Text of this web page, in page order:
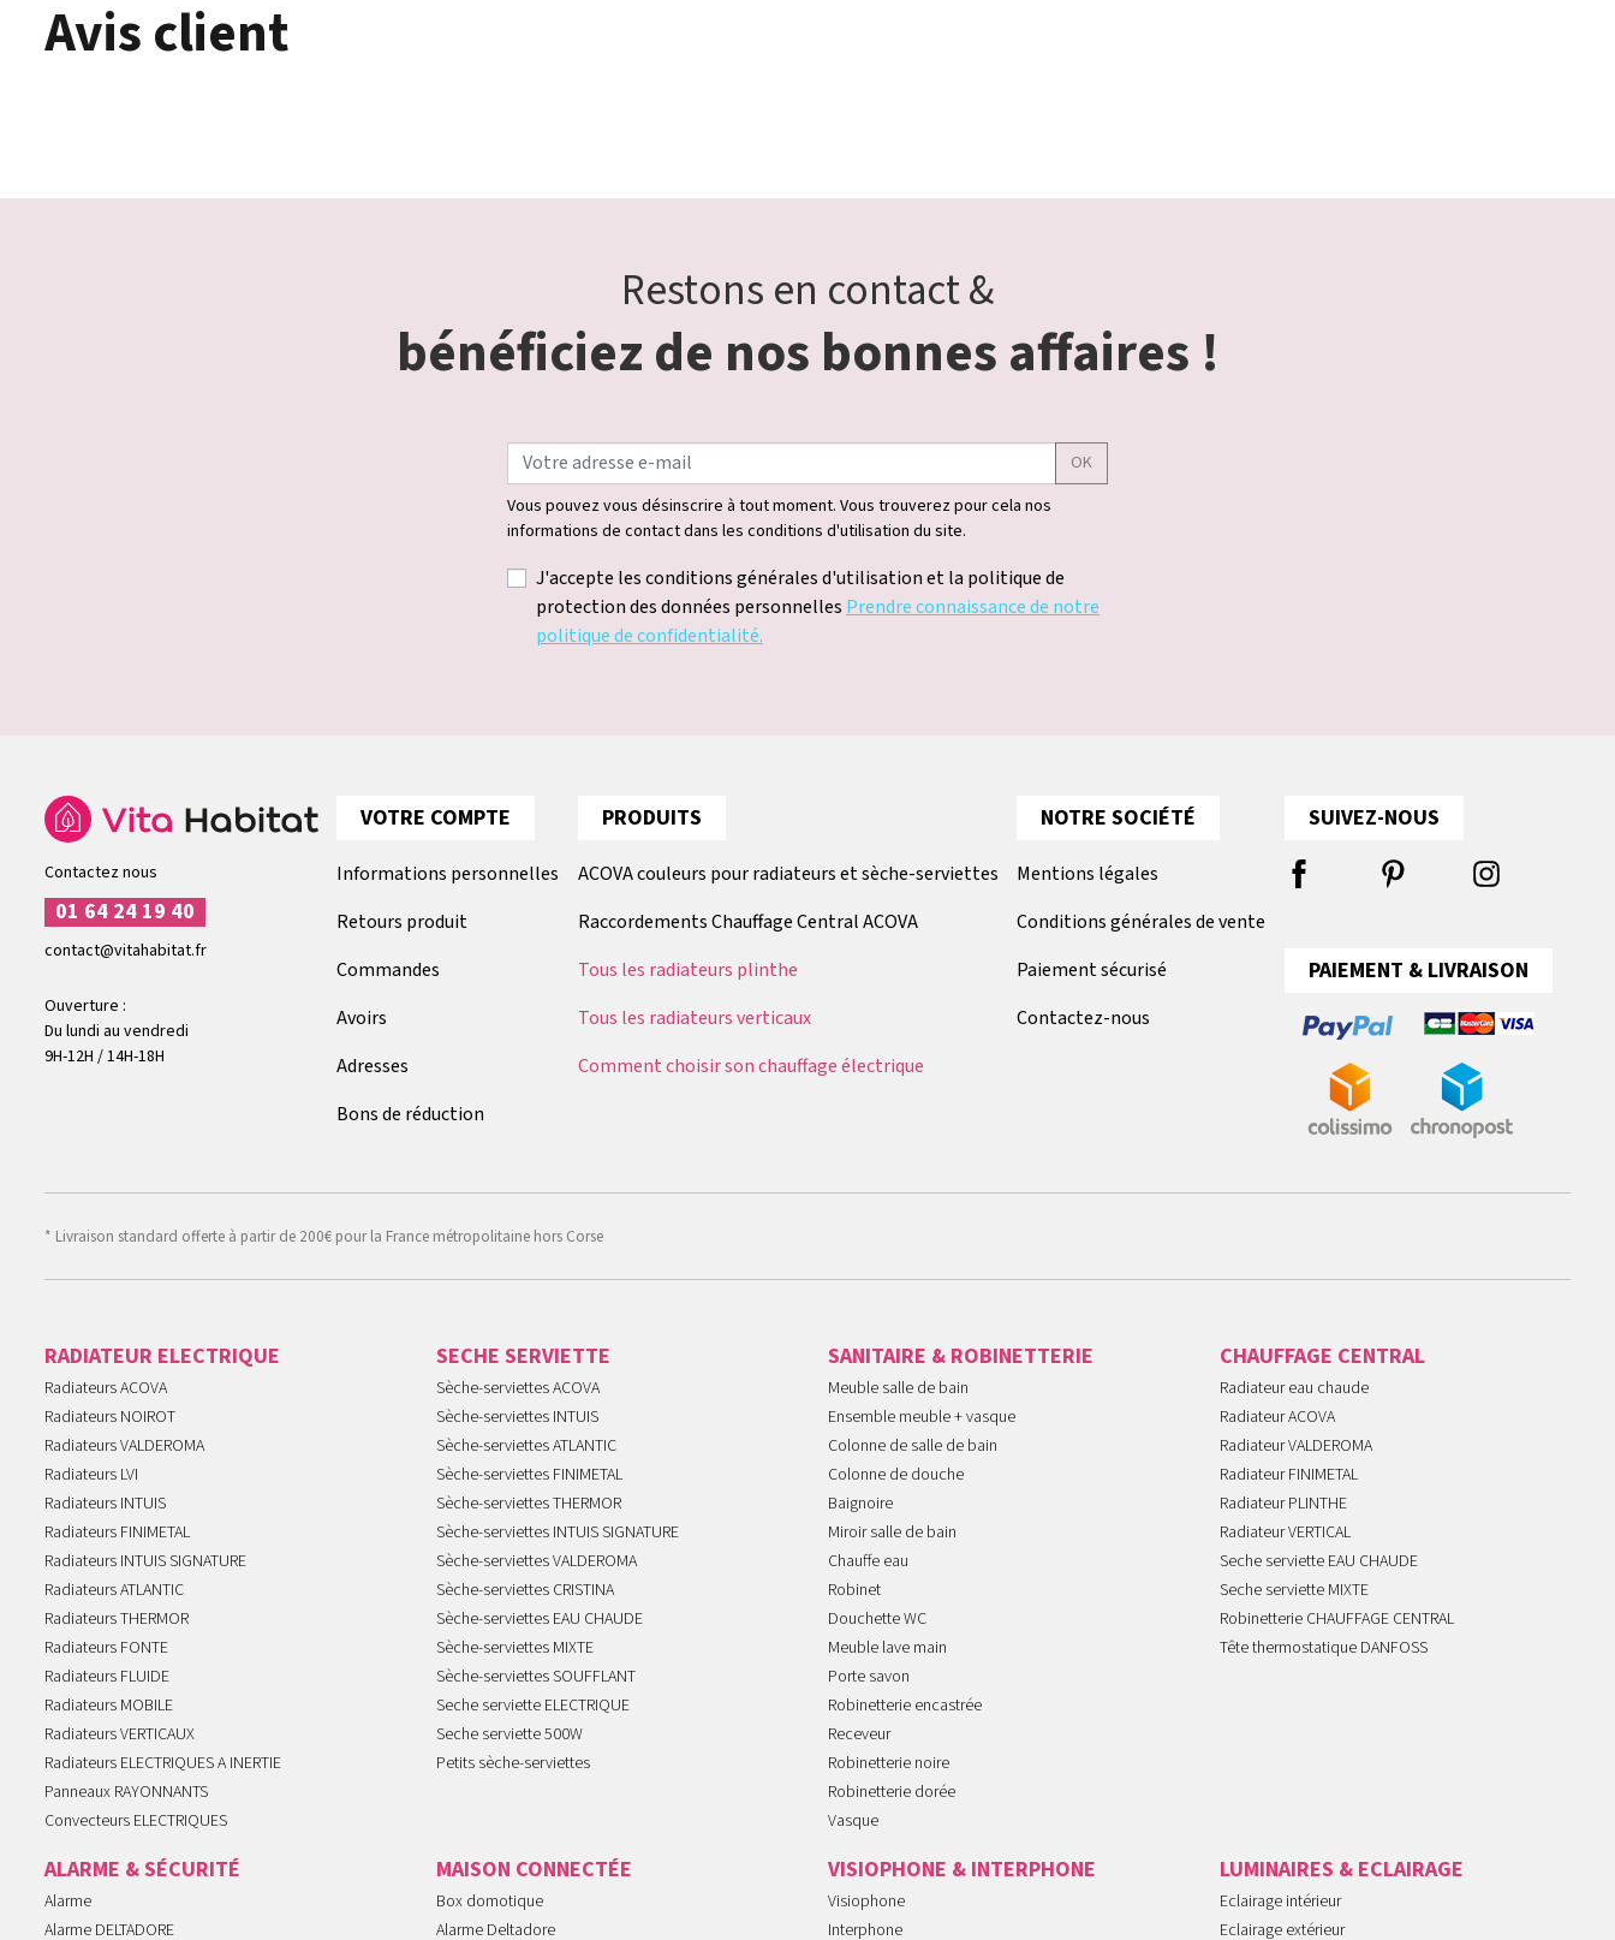
Avis client
Restons en contact &
bénéficiez de nos bonnes affaires !
OK
Vous pouvez vous désinscrire à tout moment. Vous trouverez pour cela nos
informations de contact dans les conditions d'utilisation du site.
J'accepte les conditions générales d'utilisation et la politique de
protection des données personnelles Prendre connaissance de notre
politique de confidentialité.
Contactez nous
01 64 24 19 40
contact@vitahabitat.fr
Ouverture :
Du lundi au vendredi
9H-12H / 14H-18H
VOTRE COMPTE
Informations personnelles
Retours produit
Commandes
Avoirs
Adresses
Bons de réduction
PRODUITS
ACOVA couleurs pour radiateurs et sèche-serviettes
Raccordements Chauffage Central ACOVA
Tous les radiateurs plinthe
Tous les radiateurs verticaux
Comment choisir son chauffage électrique
NOTRE SOCIÉTÉ
Mentions légales
Conditions générales de vente
Paiement sécurisé
Contactez-nous
SUIVEZ-NOUS
PAIEMENT & LIVRAISON
* Livraison standard offerte à partir de 200€ pour la France métropolitaine hors Corse
RADIATEUR ELECTRIQUE
Radiateurs ACOVA
Radiateurs NOIROT
Radiateurs VALDEROMA
Radiateurs LVI
Radiateurs INTUIS
Radiateurs FINIMETAL
Radiateurs INTUIS SIGNATURE
Radiateurs ATLANTIC
Radiateurs THERMOR
Radiateurs FONTE
Radiateurs FLUIDE
Radiateurs MOBILE
Radiateurs VERTICAUX
Radiateurs ELECTRIQUES A INERTIE
Panneaux RAYONNANTS
Convecteurs ELECTRIQUES
SECHE SERVIETTE
Sèche-serviettes ACOVA
Sèche-serviettes INTUIS
Sèche-serviettes ATLANTIC
Sèche-serviettes FINIMETAL
Sèche-serviettes THERMOR
Sèche-serviettes INTUIS SIGNATURE
Sèche-serviettes VALDEROMA
Sèche-serviettes CRISTINA
Sèche-serviettes EAU CHAUDE
Sèche-serviettes MIXTE
Sèche-serviettes SOUFFLANT
Seche serviette ELECTRIQUE
Seche serviette 500W
Petits sèche-serviettes
SANITAIRE & ROBINETTERIE
Meuble salle de bain
Ensemble meuble + vasque
Colonne de salle de bain
Colonne de douche
Baignoire
Miroir salle de bain
Chauffe eau
Robinet
Douchette WC
Meuble lave main
Porte savon
Robinetterie encastrée
Receveur
Robinetterie noire
Robinetterie dorée
Vasque
CHAUFFAGE CENTRAL
Radiateur eau chaude
Radiateur ACOVA
Radiateur VALDEROMA
Radiateur FINIMETAL
Radiateur PLINTHE
Radiateur VERTICAL
Seche serviette EAU CHAUDE
Seche serviette MIXTE
Robinetterie CHAUFFAGE CENTRAL
Tête thermostatique DANFOSS
ALARME & SÉCURITÉ
Alarme
Alarme DELTADORE
MAISON CONNECTÉE
Box domotique
Alarme Deltadore
VISIOPHONE & INTERPHONE
Visiophone
Interphone
LUMINAIRES & ECLAIRAGE
Eclairage intérieur
Eclairage extérieur